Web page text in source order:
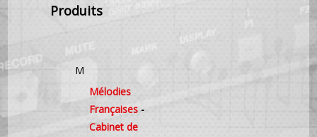
Produits
M
Mélodies
Françaises-
Cabinet de